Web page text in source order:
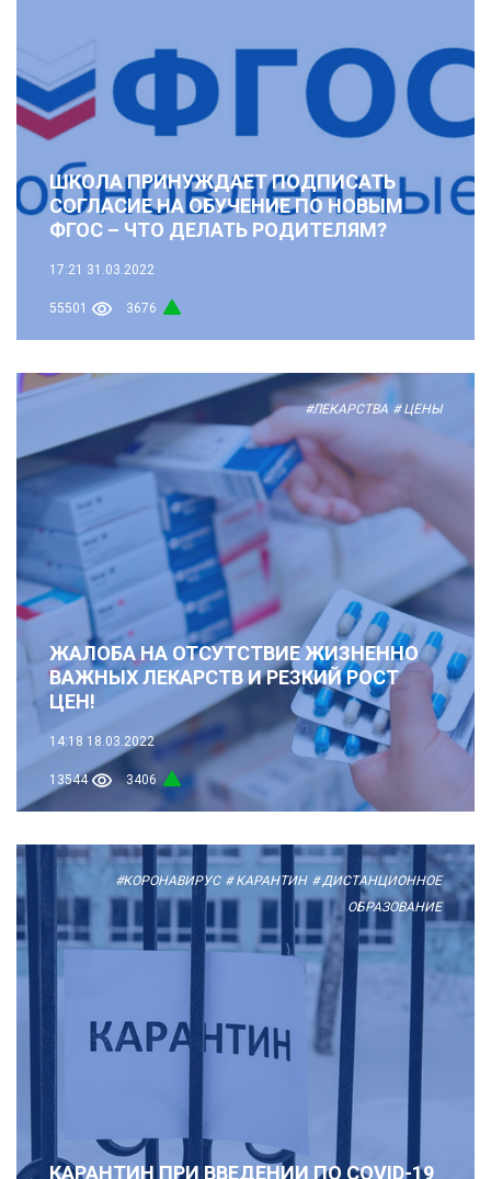
ШКОЛА ПРИНУЖДАЕТ ПОДПИСАТЬ
СОГЛАСИЕ НА ОБУЧЕНИЕ ПО НОВЫМ
ФГОС – ЧТО ДЕЛАТЬ РОДИТЕЛЯМ?
17:21 31.03.2022
55501 3676
#ЛЕКАРСТВА # ЦЕНЫ
ЖАЛОБА НА ОТСУТСТВИЕ ЖИЗНЕННО
ВАЖНЫХ ЛЕКАРСТВ И РЕЗКИЙ РОСТ
ЦЕН!
14:18 18.03.2022
13544 3406
#КОРОНАВИРУС # КАРАНТИН # ДИСТАНЦИОННОЕ
ОБРАЗОВАНИЕ
КАРАНТИН ПРИ ВВЕДЕНИИ ПО COVID-19